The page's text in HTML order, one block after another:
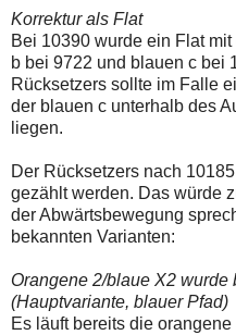
Korrektur als Flat
Bei 10390 wurde ein Flat
b bei 9722 und blauen c bei
Rücksetzers sollte im Falle
der blauen c unterhalb des
liegen.
Der Rücksetzers nach
gezählt werden. Das würde
der Abwärtsbewegung
bekannten Varianten:
Orangene 2/blaue X2 wurde
(Hauptvariante, blauer Pfad)
Es läuft bereits die